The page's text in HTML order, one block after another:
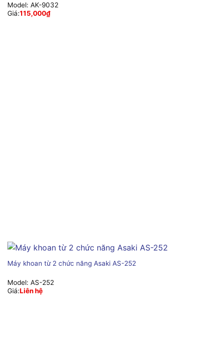
Model: AK-9032
Giá:115,000₫
Máy khoan từ 2 chức năng Asaki AS-252
Model: AS-252
Giá:Liên hệ